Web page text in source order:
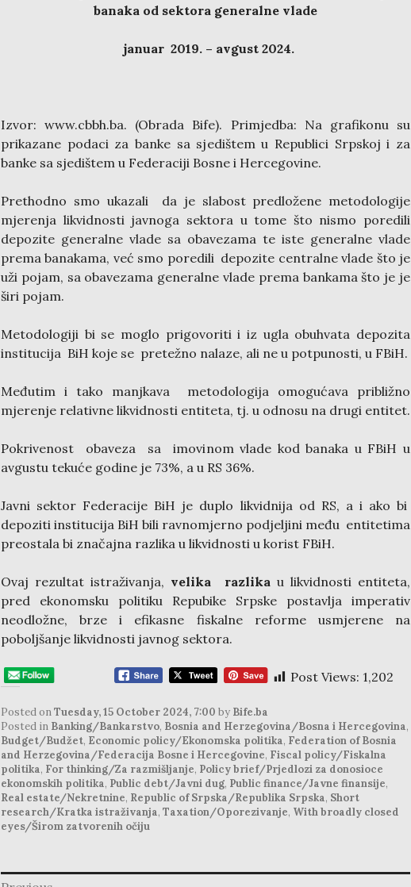
banaka od sektora generalne vlade
januar 2019. – avgust 2024.
Izvor: www.cbbh.ba. (Obrada Bife). Primjedba: Na grafikonu su
prikazane podaci za banke sa sjedištem u Republici Srpskoj i za
banke sa sjedištem u Federaciji Bosne i Hercegovine.
Prethodno smo ukazali da je slabost predložene metodologije
mjerenja likvidnosti javnoga sektora u tome što nismo poredili
depozite generalne vlade sa obavezama te iste generalne vlade
prema banakama, već smo poredili depozite centralne vlade što je
uži pojam, sa obavezama generalne vlade prema bankama što je je
širi pojam.
Metodologiji bi se moglo prigovoriti i iz ugla obuhvata depozita
institucija BiH koje se pretežno nalaze, ali ne u potpunosti, u FBiH.
Međutim i tako manjkava metodologija omogućava približno
mjerenje relativne likvidnosti entiteta, tj. u odnosu na drugi entitet.
Pokrivenost obaveza sa imovinom vlade kod banaka u FBiH u
avgustu tekuće godine je 73%, a u RS 36%.
Javni sektor Federacije BiH je duplo likvidnija od RS, a i ako bi
depoziti institucija BiH bili ravnomjerno podjeljini među entitetima
preostala bi značajna razlika u likvidnosti u korist FBiH.
Ovaj rezultat istraživanja, velika razlika u likvidnosti entiteta,
pred ekonomsku politiku Repubike Srpske postavlja imperativ
neodložne, brze i efikasne fiskalne reforme usmjerene na
poboljšanje likvidnosti javnog sektora.
Post Views: 1,202
Posted onTuesday, 15 October 2024, 7:00 by Bife.ba
Posted in Banking/Bankarstvo, Bosnia and Herzegovina/Bosna i Hercegovina,
Budget/Budžet, Economic policy/Ekonomska politika, Federation of Bosnia
and Herzegovina/Federacija Bosne i Hercegovine, Fiscal policy/Fiskalna
politika, For thinking/Za razmišljanje, Policy brief/Prjedlozi za donosioce
ekonomskih politika, Public debt/Javni dug, Public finance/Javne finansije,
Real estate/Nekretnine, Republic of Srpska/Republika Srpska, Short
research/Kratka istraživanja, Taxation/Oporezivanje, With broadly closed
eyes/Širom zatvorenih očiju
post